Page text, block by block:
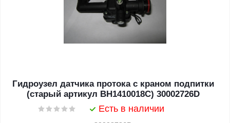
Гидроузел датчика протока с краном подпитки
(старый артикул BH1410018C) 30002726D
Есть в наличии